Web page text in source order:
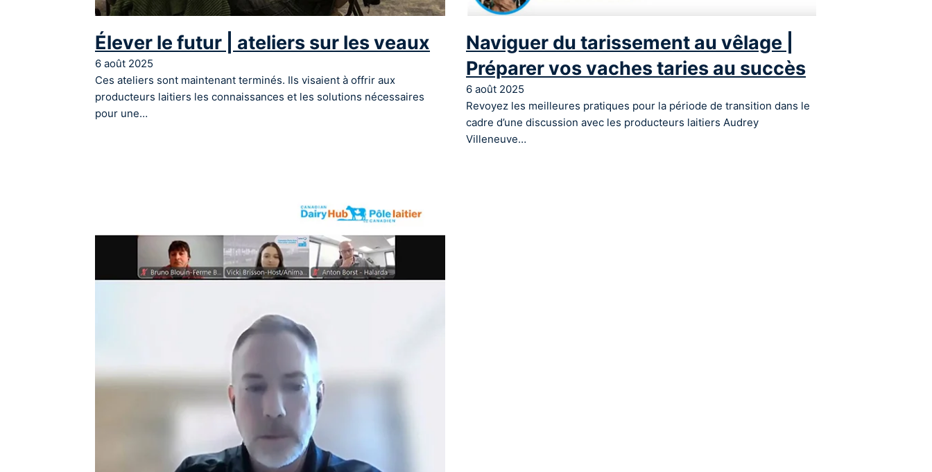
Élever le futur | ateliers sur les veaux
6 août 2025
Ces ateliers sont maintenant terminés. Ils visaient à offrir aux
producteurs laitiers les connaissances et les solutions nécessaires
pour une…
Naviguer du tarissement au vêlage |
Préparer vos vaches taries au succès
6 août 2025
Revoyez les meilleures pratiques pour la période de transition dans le
cadre d’une discussion avec les producteurs laitiers Audrey
Villeneuve…